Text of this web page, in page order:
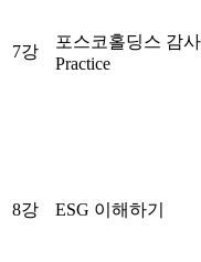
7강
포스코홀딩스 감
Practice
8강 ESG 이해하기